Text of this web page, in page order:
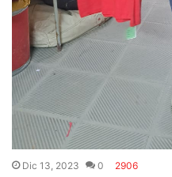
Dic 13, 2023 0 2906